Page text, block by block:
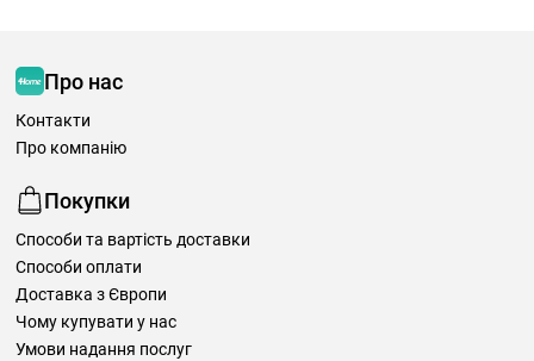
Про нас
Контакти
Про компанію
Покупки
Способи та вартість доставки
Способи оплати
Доставка з Європи
Чому купувати у нас
Умови надання послуг